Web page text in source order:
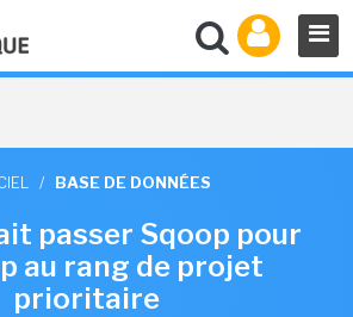
/ BASE DE DONNÉES
passer Sqoop pour
au rang de projet
prioritaire